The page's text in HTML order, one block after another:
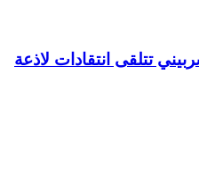
تتلقى انتقادات لاذعة